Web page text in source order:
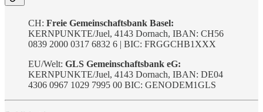
CH: Freie Gemeinschaftsbank Basel:
KERNPUNKTE/Juel, 4143 Dornach, IBAN: CH56
0839 2000 0317 6832 6 | BIC: FRGGCHB1XXX
EU/Welt: GLS Gemeinschaftsbank eG:
KERNPUNKTE/Juel, 4143 Dornach, IBAN: DE04
4306 0967 1029 7995 00 BIC: GENODEM1GLS